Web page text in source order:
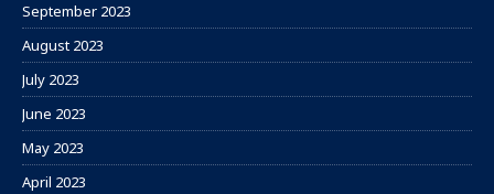
September 2023
August 2023
July 2023
June 2023
May 2023
April 2023